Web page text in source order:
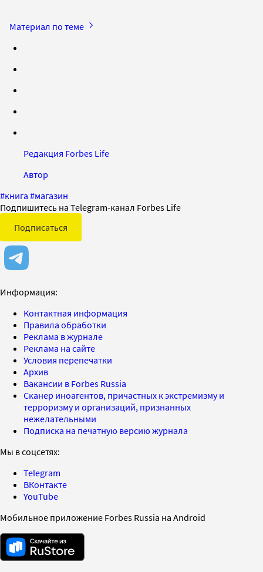
Материал по теме
Редакция Forbes Life
Автор
#книга #магазин
Подпишитесь на Telegram-канал Forbes Life
Подписаться
Информация:
Контактная информация
Правила обработки
Реклама в журнале
Реклама на сайте
Условия перепечатки
Архив
Вакансии в Forbes Russia
Сканер иноагентов, причастных к экстремизму и
терроризму и организаций, признанных
нежелательными
Подписка на печатную версию журнала
Мы в соцсетях:
Telegram
ВКонтакте
YouTube
Мобильное приложение Forbes Russia на Android